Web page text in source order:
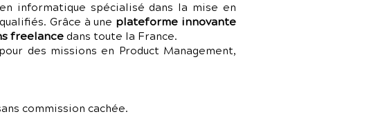
informatique spécialisé dans la mise en
Grâce à une plateforme innovante
freelancedans toute la France.
des missions en Product Management,
commission cachée.